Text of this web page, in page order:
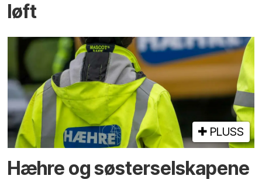
løft
PLUSS
Hæhre og søster­selskapene